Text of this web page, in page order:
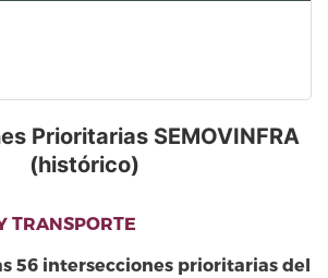
Prioritarias SEMOVINFRA
(histórico)
TRANSPORTE
56 intersecciones prioritarias del